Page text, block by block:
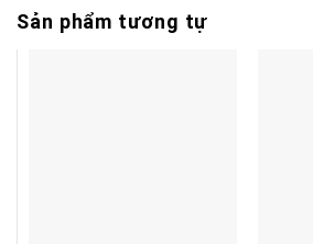
Sản phẩm tương tự